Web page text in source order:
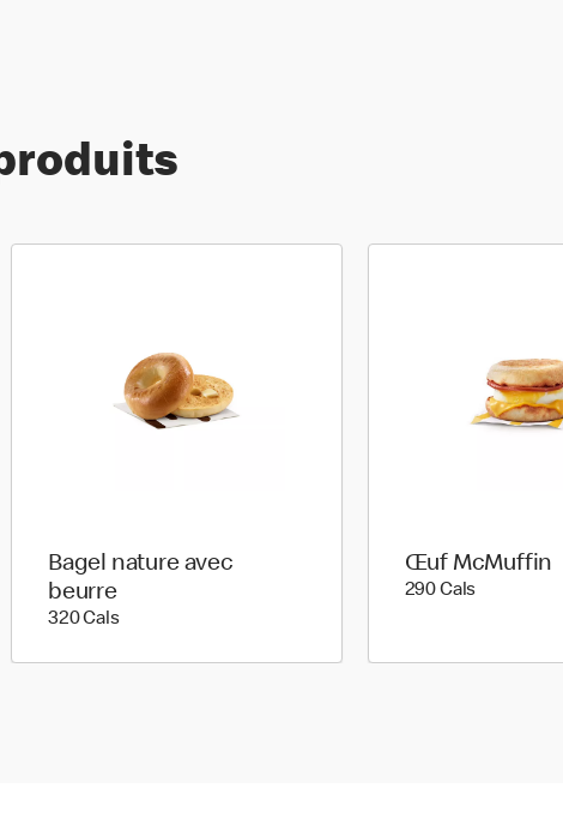
Bagel nature avec
beurre
320 Cals320 calories
Œuf McMuffin
290 Cals290